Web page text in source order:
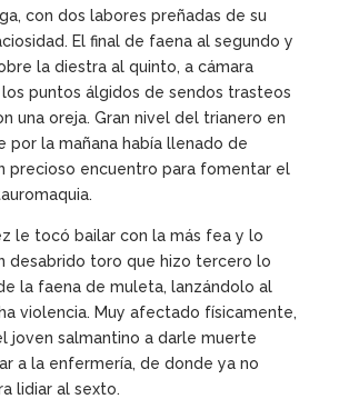
con dos labores preñadas de su
El final de faena al segundo y
la diestra al quinto, a cámara
puntos álgidos de sendos trasteos
una oreja. Gran nivel del trianero en
por la mañana había llenado de
precioso encuentro para fomentar el
le tocó bailar con la más fea y lo
desabrido toro que hizo tercero lo
la faena de muleta, lanzándolo al
violencia. Muy afectado físicamente,
joven salmantino a darle muerte
a la enfermería, de donde ya no
lidiar al sexto.